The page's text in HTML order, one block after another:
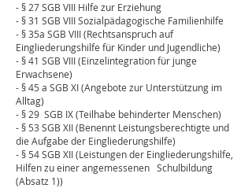
- § 27 SGB VIII Hilfe zur Erziehung
- § 31 SGB VIII Sozialpädagogische Familienhilfe
- § 35a SGB VIII (Rechtsanspruch auf
Eingliederungshilfe für Kinder und Jugendliche)
- § 41 SGB VIII (Einzelintegration für junge
Erwachsene)
- § 45 a SGB XI (Angebote zur Unterstützung im
Alltag)
- § 29 SGB IX (Teilhabe behinderter Menschen)
- § 53 SGB XII (Benennt Leistungsberechtigte und
die Aufgabe der Eingliederungshilfe)
- § 54 SGB XII (Leistungen der Eingliederungshilfe,
Hilfen zu einer angemessenen Schulbildung
(Absatz 1))